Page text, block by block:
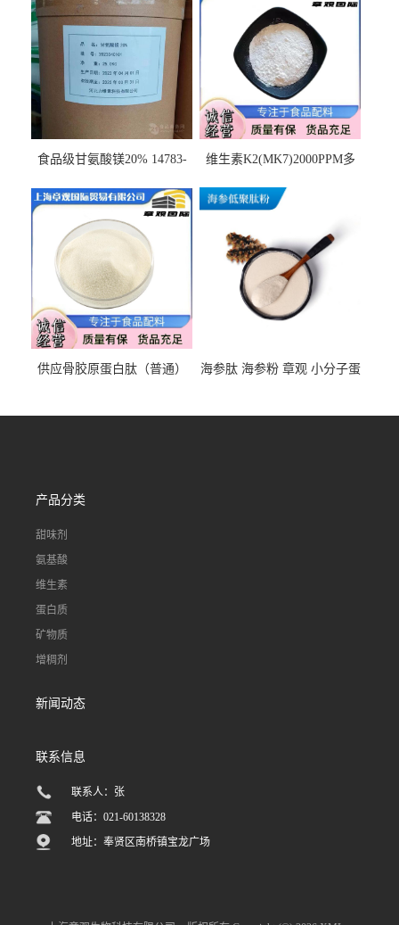
食品级甘氨酸镁20% 14783-
饮料 20%
维生素K2(MK7)2000PPM多
应
供应骨胶原蛋白肽（普通）
海参肽 海参粉 章观 小分子蛋
产品分类
甜味剂
氨基酸
维生素
蛋白质
矿物质
增稠剂
新闻动态
联系信息
联系人：张
电话：021-60138328
地址：奉贤区南桥镇宝龙广场